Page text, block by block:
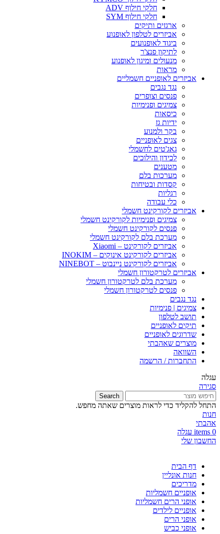
חלקי חילוף ADV
חלקי חילוף SYM
ארגזים ותיקים
אביזרים לטלפון לאופנוע
ביגוד לאופנועים
לתיקון פנצ'ר
מנעולים ומיגון לאופנוע
מראות
אביזרים לאופניים חשמליים
נגד נגבים
פנסים וצופרים
צמיגים ופנימיות
כיסאות
ידיות גז
בקר ולמנוע
צגים לאופניים
גאג'טים לחשמלי
לכידון והילוכים
מטענים
מערכות בלם
קסדות ובטיחות
רגליות
כלי עבודה
אביזרים לקורקינט חשמלי
צמיגים ופנימיות לקורקינט חשמלי
פנסים לקורקינט חשמלי
מערכת בלם לקורקינט חשמלי
אביזרים לקורקינט – Xiaomi
אביזרים לקורקינט אינוקים – INOKIM
אביזרים לקורקינט ניינבוט – NINEBOT
אביזרים לטרקטורון חשמלי
מערכת בלם לטרקטורון חשמלי
פנסים לטרקטורון חשמלי
נגד נגבים
צמיגים | פנימיות
תושב לטלפון
תיקים לאופניים
שדרוגים לאופניים
מוצרים שאהבתי
השוואה
התחברות / הרשמה
עגלה
סגירה
Search
התחל להקליד כדי לראות מוצרים שאתה מחפש.
חנות
אהבתי
0
items עגלה
החשבון שלי
דף הבית
חנות אונליין
מדריכים
אופניים חשמליות
אופני הרים חשמליות
אופניים לילדים
אופני הרים
אופני כביש